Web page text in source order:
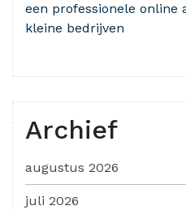
een professionele online
kleine bedrijven
Archief
augustus 2026
juli 2026